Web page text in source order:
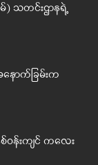
သတင်းဌာနရဲ့
ာက်ခြမ်းက
ဝန်းကျင် ကလေး